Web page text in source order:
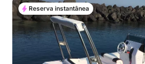
Reserva instantânea